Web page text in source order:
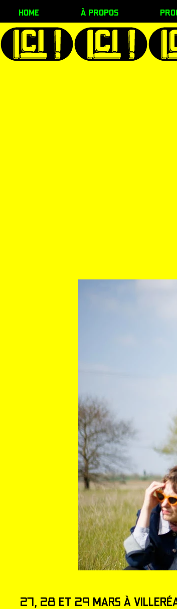
home à propos
27, 28 ET 29 MARS À